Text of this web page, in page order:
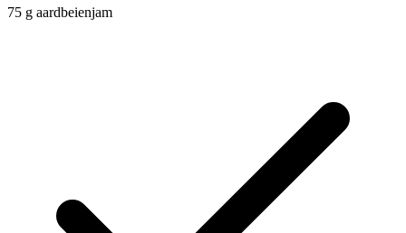
75 g aardbeienjam